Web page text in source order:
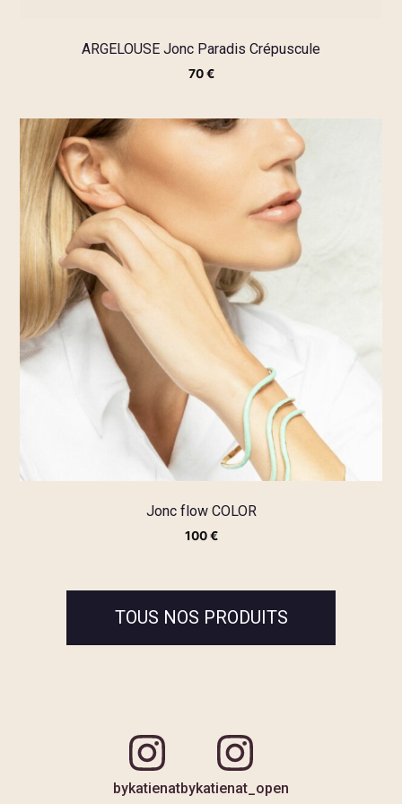
ARGELOUSE Jonc Paradis Crépuscule
70€
Jonc flow COLOR
100€
TOUS NOS PRODUITS
bykatienatbykatienat_open